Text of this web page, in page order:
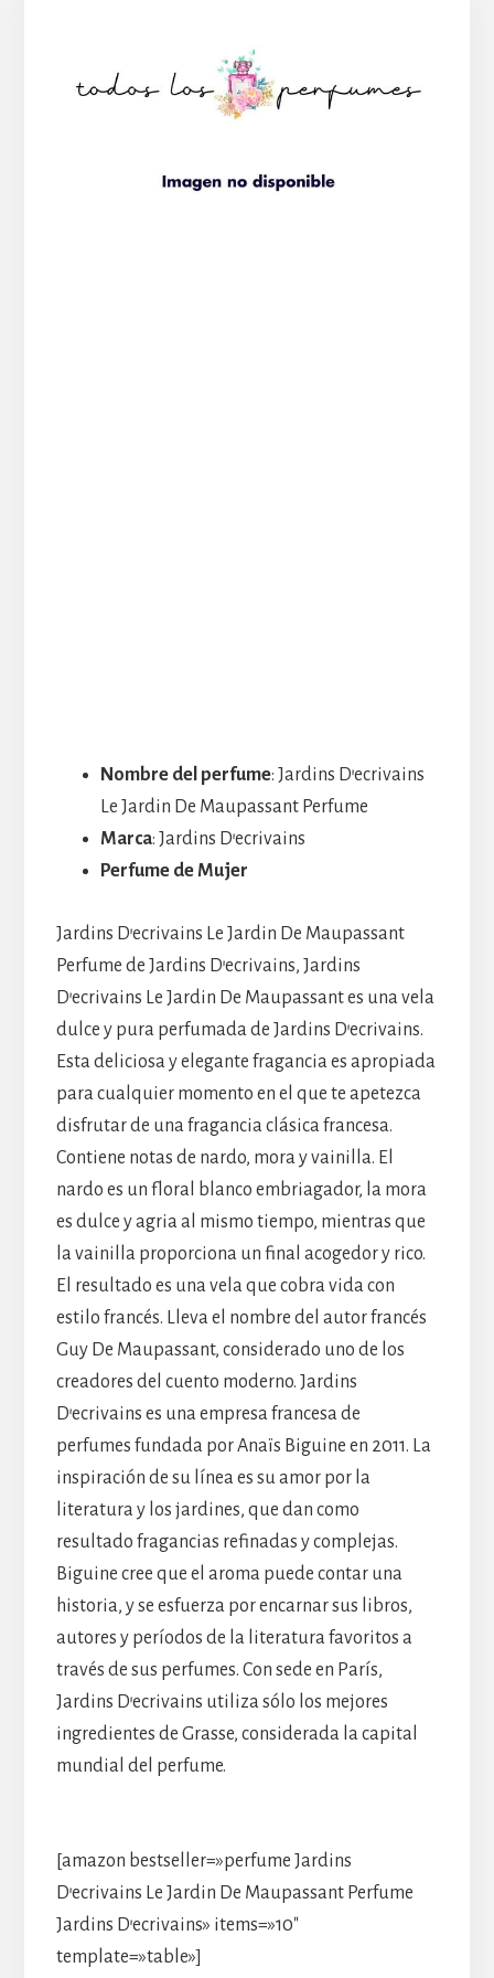
Nombre del perfume: Jardins D’ecrivains
Le Jardin De Maupassant Perfume
Marca: Jardins D’ecrivains
Perfume de Mujer
Jardins D’ecrivains Le Jardin De Maupassant
Perfume de Jardins D’ecrivains, Jardins
D’ecrivains Le Jardin De Maupassant es una vela
dulce y pura perfumada de Jardins D’ecrivains.
Esta deliciosa y elegante fragancia es apropiada
para cualquier momento en el que te apetezca
disfrutar de una fragancia clásica francesa.
Contiene notas de nardo, mora y vainilla. El
nardo es un floral blanco embriagador, la mora
es dulce y agria al mismo tiempo, mientras que
la vainilla proporciona un final acogedor y rico.
El resultado es una vela que cobra vida con
estilo francés. Lleva el nombre del autor francés
Guy De Maupassant, considerado uno de los
creadores del cuento moderno. Jardins
D’ecrivains es una empresa francesa de
perfumes fundada por Anaïs Biguine en 2011. La
inspiración de su línea es su amor por la
literatura y los jardines, que dan como
resultado fragancias refinadas y complejas.
Biguine cree que el aroma puede contar una
historia, y se esfuerza por encarnar sus libros,
autores y períodos de la literatura favoritos a
través de sus perfumes. Con sede en París,
Jardins D’ecrivains utiliza sólo los mejores
ingredientes de Grasse, considerada la capital
mundial del perfume.
[amazon bestseller=»perfume Jardins
D’ecrivains Le Jardin De Maupassant Perfume
Jardins D’ecrivains» items=»10″
template=»table»]